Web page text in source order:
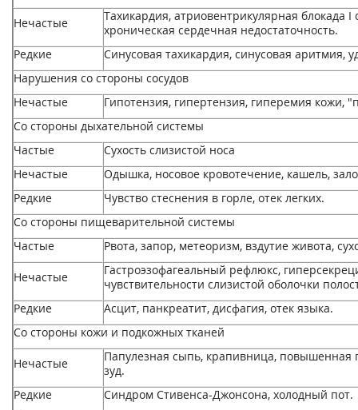
Нечастые
Тахикардия, атриовентрикулярная блокада
хроническая сердечная недостаточность.
Редкие
Синусовая тахикардия, синусовая аритмия,
Нарушения со стороны сосудов
Нечастые
Гипотензия, гипертензия, гиперемия кожи,
Со стороны дыхательной системы
Частые
Сухость слизистой носа
Нечастые
Одышка, носовое кровотечение, кашель,
Редкие
Чувство стеснения в горле, отек легких.
Со стороны пищеварительной системы
Частые
Рвота, запор, метеоризм, вздутие живота,
Нечастые
Гастроэзофагеальный рефлюкс,
чувствительности слизистой оболочки
Редкие
Асцит, панкреатит, дисфагия, отек языка.
Со стороны кожи и подкожных тканей
Нечастые
Папулезная сыпь, крапивница, повышенная
зуд.
Редкие
Синдром Стивенса-Джонсона, холодный пот.